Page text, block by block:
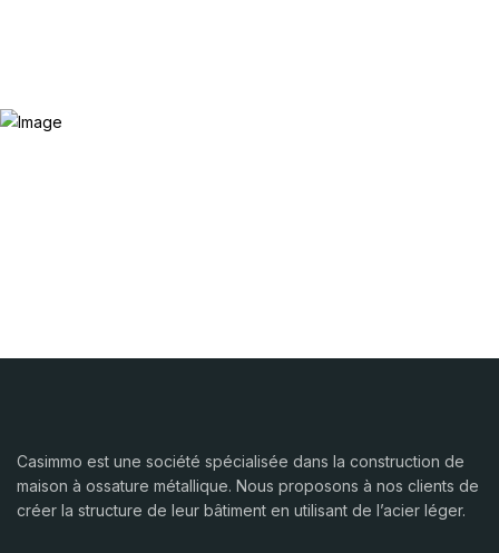
Casimmo est une société spécialisée dans la construction de
maison à ossature métallique. Nous proposons à nos clients de
créer la structure de leur bâtiment en utilisant de l’acier léger.